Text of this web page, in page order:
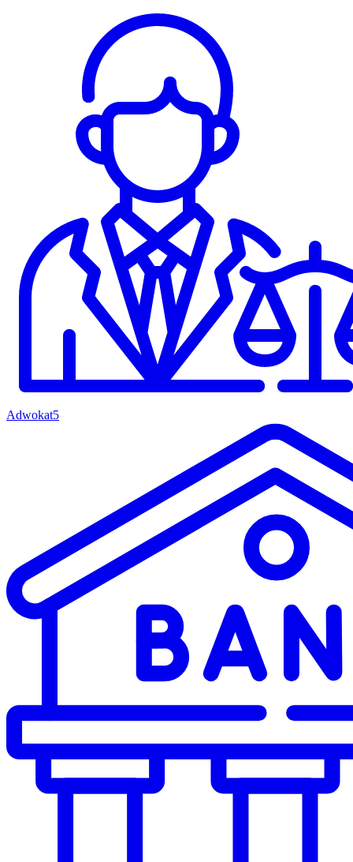
Adwokat5